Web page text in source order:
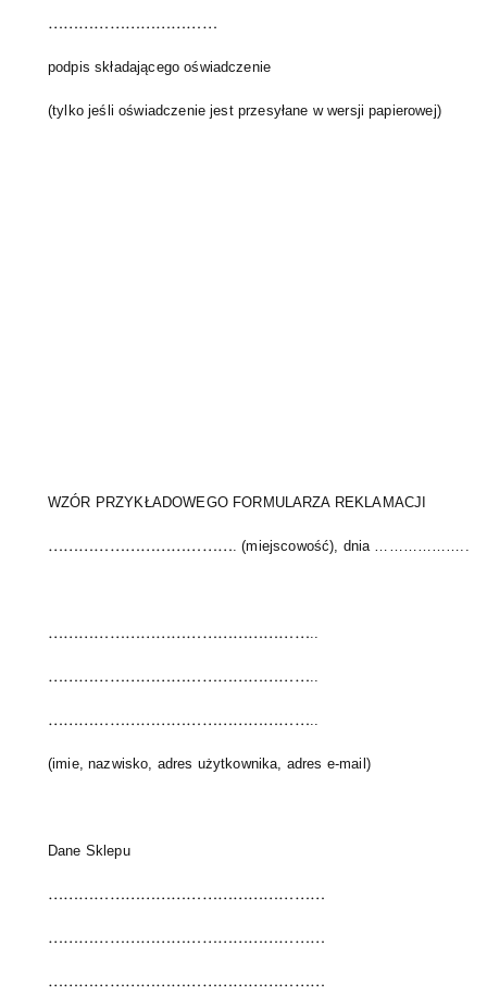
……………………………
podpis składającego oświadczenie
(tylko jeśli oświadczenie jest przesyłane w wersji papierowej)
WZÓR PRZYKŁADOWEGO FORMULARZA REKLAMACJI
………………………………. (miejscowość), dnia ………………..
……………………………………………..
……………………………………………..
……………………………………………..
(imie, nazwisko, adres użytkownika, adres e-mail)
Dane Sklepu
………………………………………………
………………………………………………
………………………………………………